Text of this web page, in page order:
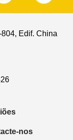
Edif. China
nos